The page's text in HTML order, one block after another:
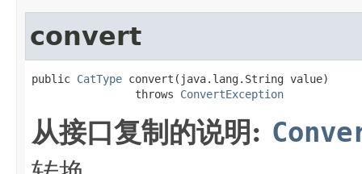
convert
public CatType convert(java.lang.String value)
                throws
ConvertException
从接口复制的说明: